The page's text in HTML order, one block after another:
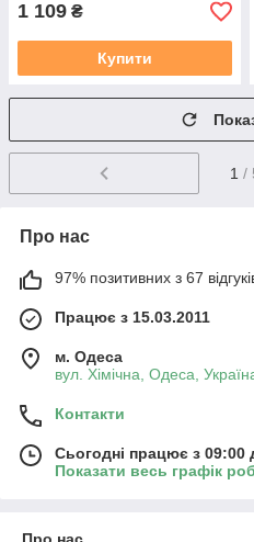
1 109 ₴
Купити
1 /
Про нас
97% позитивних з 67
Працює з 15.03.2011
м. Одеса
вул. Хiмiчна, Одеса,
Контакти
Сьогодні працює з 09:00
Показати весь графік